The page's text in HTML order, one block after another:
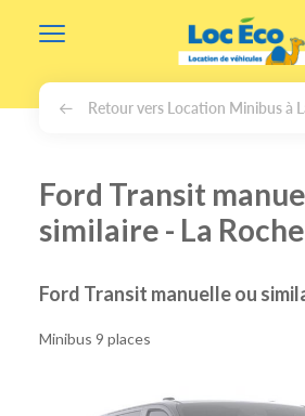
Retour vers Location Minibus à
Ford Transit
similaire - La
Ford Transit manuelle ou
Minibus 9 places